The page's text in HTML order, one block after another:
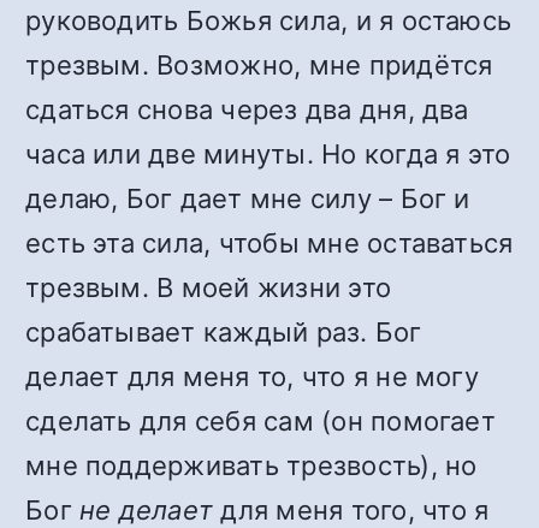
руководить Божья сила, и я остаюсь
трезвым. Возможно, мне придётся
сдаться снова через два дня, два
часа или две минуты. Но когда я это
делаю, Бог дает мне силу – Бог и
есть эта сила, чтобы мне оставаться
трезвым. В моей жизни это
срабатывает каждый раз. Бог
делает для меня то, что я не могу
сделать для себя сам (он помогает
мне поддерживать трезвость), но
Бог не делаетдля меня того, что я